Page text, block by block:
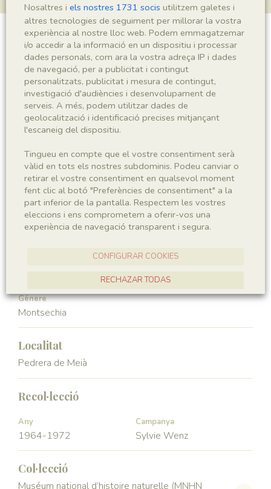
Montsechia vidalii
Sigla
MNHN 17148
Regne
Plantae
Phyllum
Spermatophyta
Subphyllum
Angiospermae
Classe
Magnoliopsida
Familia
Génere
Montsechia
Localitat
Pedrera de Meià
Recol·lecció
Any
1964-1972
Campanya
Sylvie Wenz
Col·lecció
Muséum national d’histoire naturelle (MNHN
Nosaltres i els nostres 1731 socis utilitzem galetes i
altres tecnologies de seguiment per millorar la vostra
experiència al nostre lloc web. Podem emmagatzemar
i/o accedir a la informació en un dispositiu i processar
dades personals, com ara la vostra adreça IP i dades
de navegació, per a publicitat i contingut
personalitzats, publicitat i mesura de contingut,
investigació d'audiències i desenvolupament de
serveis. A més, podem utilitzar dades de
geolocalització i identificació precises mitjançant
l'escaneig del dispositiu.
Tingueu en compte que el vostre consentiment serà
vàlid en tots els nostres subdominis. Podeu canviar o
retirar el vostre consentiment en qualsevol moment
fent clic al botó "Preferències de consentiment" a la
part inferior de la pantalla. Respectem les vostres
eleccions i ens comprometem a oferir-vos una
experiència de navegació transparent i segura.
CONFIGURAR COOKIES
RECHAZAR TODAS
ACCEPTAR TOTES